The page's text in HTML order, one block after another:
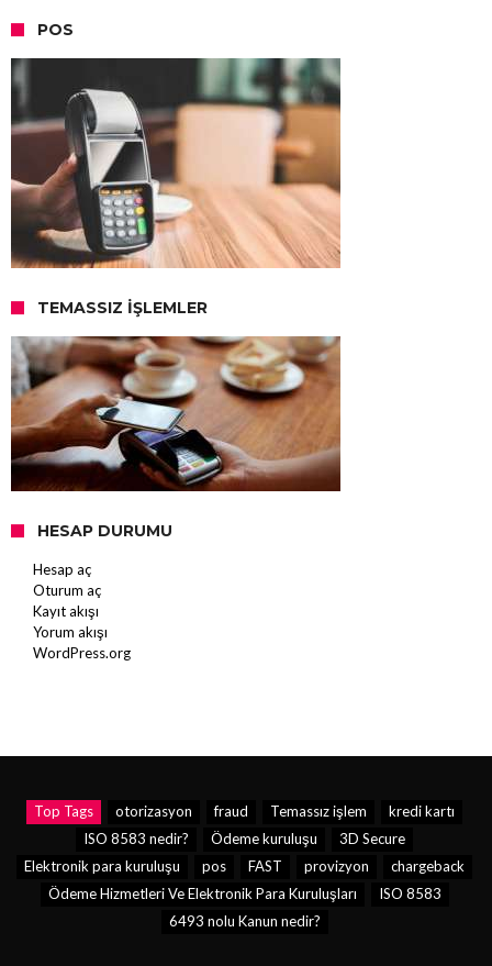
POS
TEMASSIZ İŞLEMLER
HESAP DURUMU
Hesap aç
Oturum aç
Kayıt akışı
Yorum akışı
WordPress.org
Top Tags otorizasyon fraud Temassız işlem
kredi kartı
ISO 8583 nedir?
Ödeme kuruluşu
3D Secure
Elektronik para kuruluşu
pos FAST provizyon
chargeback
Ödeme Hizmetleri Ve Elektronik Para Kuruluşları
ISO 8583
6493 nolu Kanun nedir?